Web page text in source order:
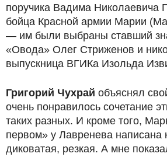
поручика Вадима Николаевича
бойца Красной армии Марии
— им были выбраны ставший
«Овода» Олег Стриженов и
выпускница ВГИКа Изольда
Григорий Чухрай объяснял
очень понравилось сочетание
таких разных. И кроме того,
первом» у Лавренева написана
диковатая, резкая. А мне